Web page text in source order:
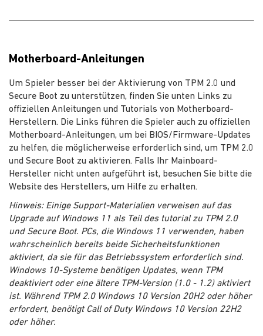
Motherboard-Anleitungen
Um Spieler besser bei der Aktivierung von TPM 2.0 und
Secure Boot zu unterstützen, finden Sie unten Links zu
offiziellen Anleitungen und Tutorials von Motherboard-
Herstellern. Die Links führen die Spieler auch zu offiziellen
Motherboard-Anleitungen, um bei BIOS/Firmware-Updates
zu helfen, die möglicherweise erforderlich sind, um TPM 2.0
und Secure Boot zu aktivieren. Falls Ihr Mainboard-
Hersteller nicht unten aufgeführt ist, besuchen Sie bitte die
Website des Herstellers, um Hilfe zu erhalten.
Hinweis: Einige Support-Materialien verweisen auf das
Upgrade auf Windows 11 als Teil des tutorial zu TPM 2.0
und Secure Boot. PCs, die Windows 11 verwenden, haben
wahrscheinlich bereits beide Sicherheitsfunktionen
aktiviert, da sie für das Betriebssystem erforderlich sind.
Windows 10-Systeme benötigen Updates, wenn TPM
deaktiviert oder eine ältere TPM-Version (1.0 - 1.2) aktiviert
ist. Während TPM 2.0 Windows 10 Version 20H2 oder höher
erfordert, benötigt Call of Duty Windows 10 Version 22H2
oder höher.